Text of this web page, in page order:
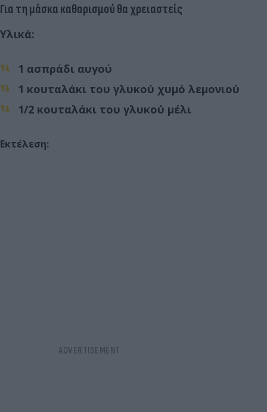
Για τη μάσκα καθαρισμού θα χρειαστείς
Υλικά:
1 ασπράδι αυγού
1 κουταλάκι του γλυκού χυμό λεμονιού
1/2 κουταλάκι του γλυκού μέλι
Εκτέλεση: